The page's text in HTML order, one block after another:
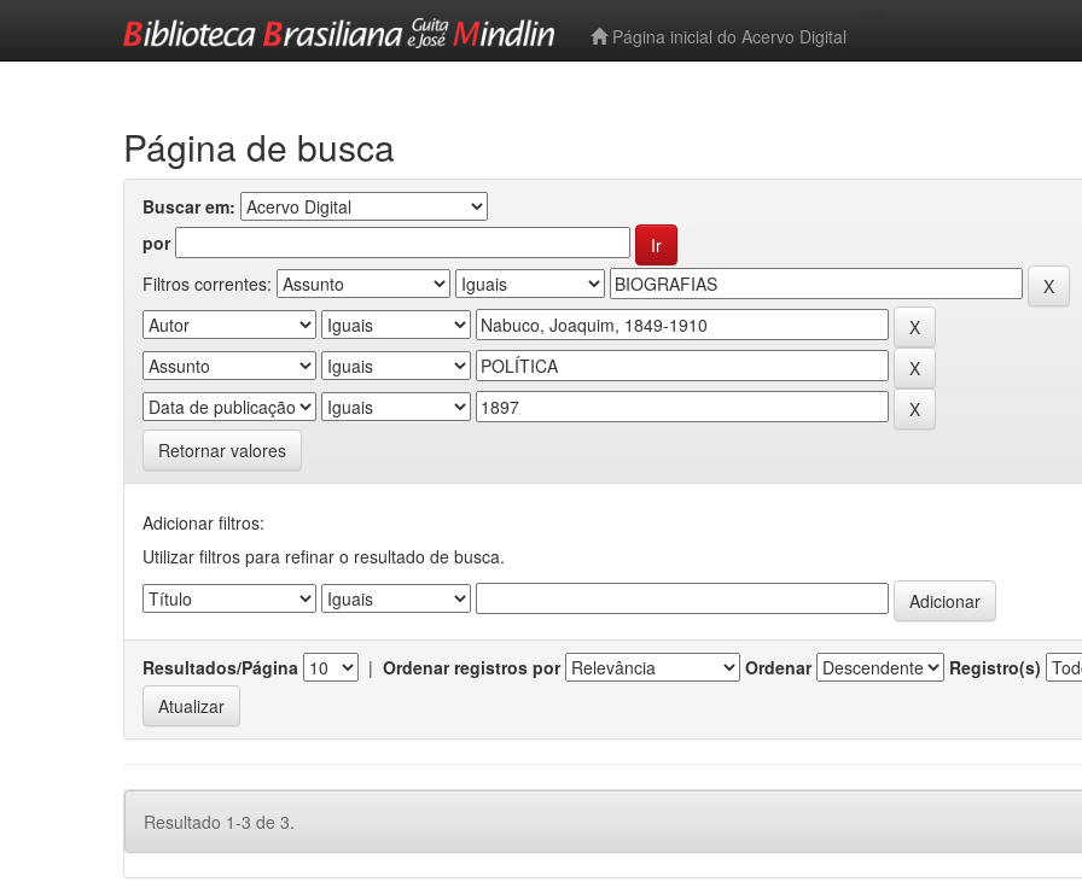
Página inicial do Acervo Digital
Página de busca
Buscar em:
por
Filtros correntes:
Retornar valores
Adicionar filtros:
Utilizar filtros para refinar o resultado de busca.
Resultados/Página | Ordenar registros por Ordenar Registro(s)
Resultado 1-3 de 3.